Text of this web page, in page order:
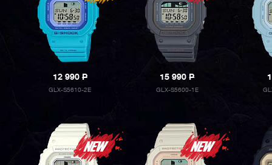
12 990P
GLX-S5610-2E
15 990P
GLX-S5600-1E